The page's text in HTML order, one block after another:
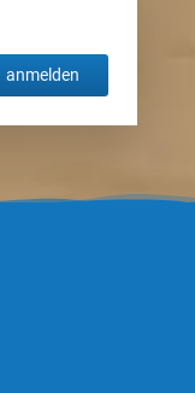
anmelden